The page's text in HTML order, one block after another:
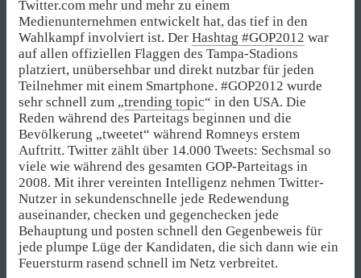
Twitter.com mehr und mehr zu einem
Medienunternehmen entwickelt hat, das tief in den
Wahlkampf involviert ist. Der Hashtag #GOP2012 war
auf allen offiziellen Flaggen des Tampa-Stadions
platziert, unübersehbar und direkt nutzbar für jeden
Teilnehmer mit einem Smartphone. #GOP2012 wurde
sehr schnell zum „trending topic“ in den USA. Die
Reden während des Parteitags beginnen und die
Bevölkerung „tweetet“ während Romneys erstem
Auftritt. Twitter zählt über 14.000 Tweets: Sechsmal so
viele wie während des gesamten GOP-Parteitags in
2008. Mit ihrer vereinten Intelligenz nehmen Twitter-
Nutzer in sekundenschnelle jede Redewendung
auseinander, checken und gegenchecken jede
Behauptung und posten schnell den Gegenbeweis für
jede plumpe Lüge der Kandidaten, die sich dann wie ein
Feuersturm rasend schnell im Netz verbreitet.